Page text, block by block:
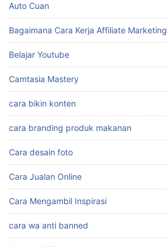
Auto Cuan
Bagaimana Cara Kerja Affiliate Marketing
Belajar Youtube
Camtasia Mastery
cara bikin konten
cara branding produk makanan
Cara desain foto
Cara Jualan Online
Cara Mengambil Inspirasi
cara wa anti banned